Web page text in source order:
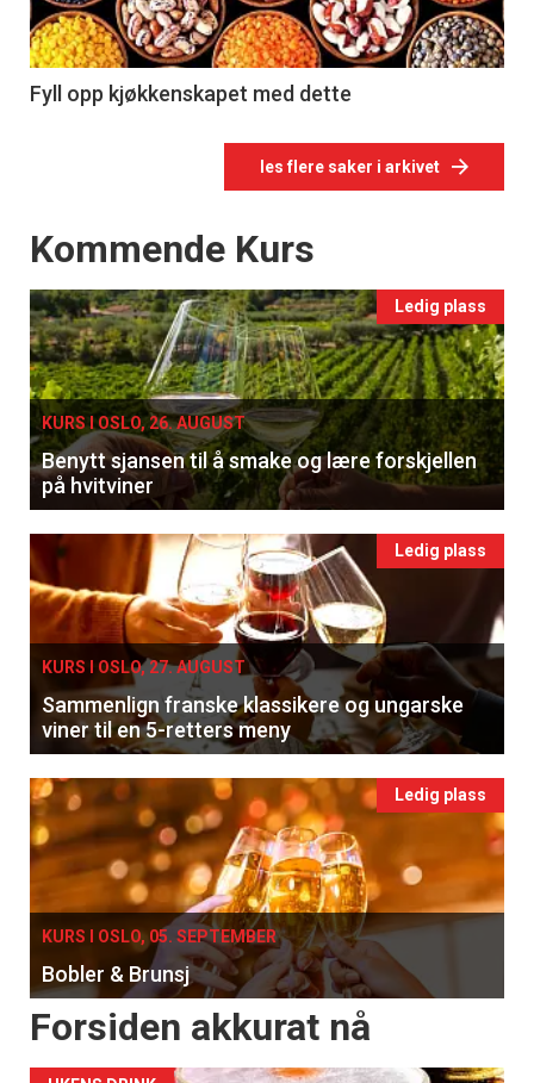
Fyll opp kjøkkenskapet med dette
les flere saker i arkivet
Events
Kommende Kurs
Ledig plass
KURS I OSLO, 26. AUGUST
Benytt sjansen til å smake og lære forskjellen
på hvitviner
Ledig plass
KURS I OSLO, 27. AUGUST
Sammenlign franske klassikere og ungarske
viner til en 5-retters meny
Ledig plass
KURS I OSLO, 05. SEPTEMBER
Bobler & Brunsj
Forsiden akkurat nå